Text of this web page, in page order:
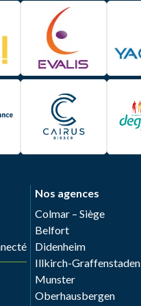
Nos agences
Colmar – Siège
Belfort
Didenheim
Illkirch-Graffenstaden
Munster
Oberhausbergen